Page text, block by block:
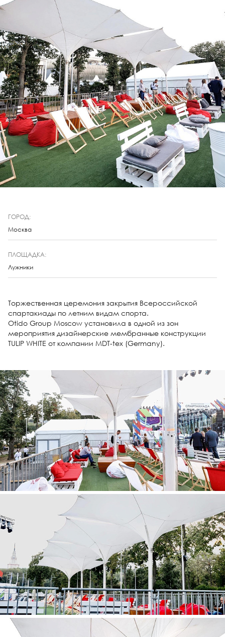
ГОРОД:
Москва
ПЛОЩАДКА:
Лужники
Торжественная церемония закрытия Всероссийской
спартакиады по летним видам спорта.
Otido Group Moscow установила в одной из зон
мероприятия дизайнерские мембранные конструкции
TULIP WHITE от компании MDT-tex (Germany).